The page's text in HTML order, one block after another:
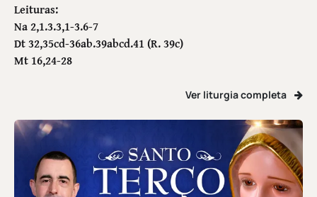
Leituras:
Na 2,1.3.3,1-3.6-7
Dt 32,35cd-36ab.39abcd.41 (R. 39c)
Mt 16,24-28
Ver liturgia completa